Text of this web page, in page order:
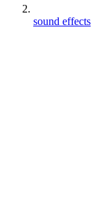
sound effects